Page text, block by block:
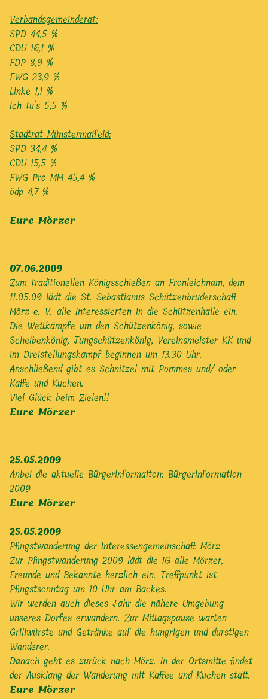
Verbandsgemeinderat:
SPD 44,5 %
CDU 16,1 %
FDP 8,9 %
FWG 23,9 %
Linke 1,1 %
Ich tu's 5,5 %
Stadtrat Münstermaifeld:
SPD 34,4 %
CDU 15,5 %
FWG Pro MM 45,4 %
ödp 4,7 %
Eure Mörzer
07.06.2009
Zum traditionellen Königsschießen an Fronleichnam, dem
11.05.09 lädt die St. Sebastianus Schützenbruderschaft
Mörz e. V. alle Interessierten in die Schützenhalle ein.
Die Wettkämpfe um den Schützenkönig, sowie
Scheibenkönig, Jungschützenkönig, Vereinsmeister KK und
im Dreistellungskampf beginnen um 13.30 Uhr.
Anschließend gibt es Schnitzel mit Pommes und/ oder
Kaffe und Kuchen.
Viel Glück beim Zielen!!
Eure Mörzer
25.05.2009
Anbei die aktuelle Bürgerinformaiton: Bürgerinformation
2009
Eure Mörzer
25.05.2009
Pfingstwanderung der Interessengemeinschaft Mörz
Zur Pfingstwanderung 2009 lädt die IG alle Mörzer,
Freunde und Bekannte herzlich ein. Treffpunkt ist
Pfingstsonntag um 10 Uhr am Backes.
Wir werden auch dieses Jahr die nähere Umgebung
unseres Dorfes erwandern. Zur Mittagspause warten
Grillwürste und Getränke auf die hungrigen und durstigen
Wanderer.
Danach geht es zurück nach Mörz. In der Ortsmitte findet
der Ausklang der Wanderung mit Kaffee und Kuchen statt.
Eure Mörzer